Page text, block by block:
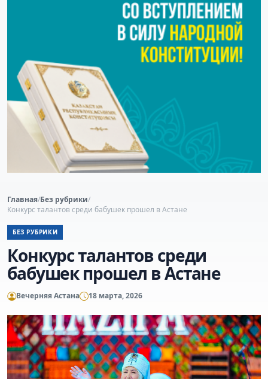
Главная/Без рубрики/
Конкурс талантов среди бабушек прошел в Астане
БЕЗ РУБРИКИ
Конкурс талантов среди
бабушек прошел в Астане
Вечерняя Астана 18 марта, 2026